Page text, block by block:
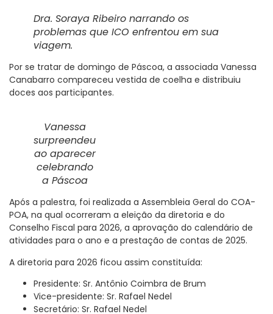
Dra. Soraya Ribeiro narrando os
problemas que ICO enfrentou em sua
viagem.
Por se tratar de domingo de Páscoa, a associada Vanessa
Canabarro compareceu vestida de coelha e distribuiu
doces aos participantes.
Vanessa
surpreendeu
ao aparecer
celebrando
a Páscoa
Após a palestra, foi realizada a Assembleia Geral do COA-
POA, na qual ocorreram a eleição da diretoria e do
Conselho Fiscal para 2026, a aprovação do calendário de
atividades para o ano e a prestação de contas de 2025.
A diretoria para 2026 ficou assim constituída:
Presidente: Sr. Antônio Coimbra de Brum
Vice-presidente: Sr. Rafael Nedel
Secretário: Sr. Rafael Nedel